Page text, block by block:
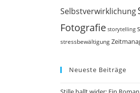
Selbstverwirklichung
Fotografie storytelling
stressbewältigung
Neueste Beiträge